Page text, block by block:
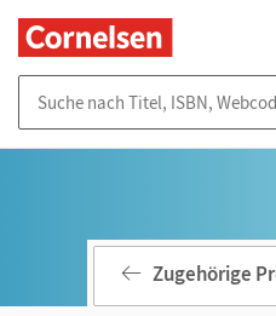
Zugehörige